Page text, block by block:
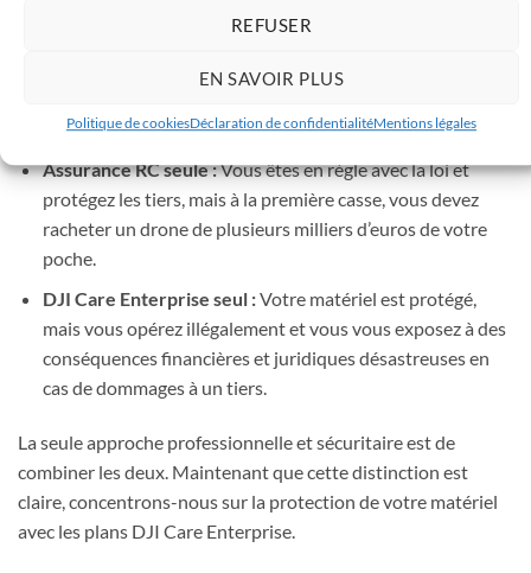
REFUSER
EN SAVOIR PLUS
Politique de cookiesDéclaration de confidentialitéMentions légales
DJI Care Enterprise et l’assurance RC
Posséder l’une sans l’autre laisse une faille béante dans votre
protection :
Assurance RC seule :Vous êtes en règle avec la loi et
protégez les tiers, mais à la première casse, vous devez
racheter un drone de plusieurs milliers d’euros de votre
poche.
DJI Care Enterprise seul :Votre matériel est protégé,
mais vous opérez illégalement et vous vous exposez à des
conséquences financières et juridiques désastreuses en
cas de dommages à un tiers.
La seule approche professionnelle et sécuritaire est de
combiner les deux. Maintenant que cette distinction est
claire, concentrons-nous sur la protection de votre matériel
avec les plans DJI Care Enterprise.